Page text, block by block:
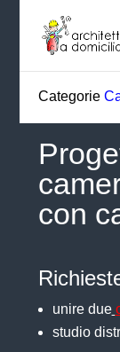
Categorie
con
unire due
studio